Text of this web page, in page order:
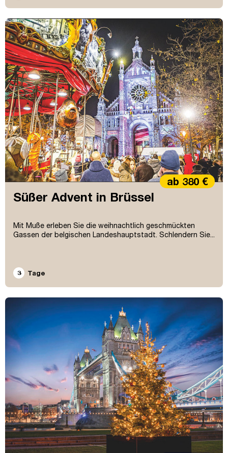
Süßer Advent in Brüssel
Mit Muße erleben Sie die weihnachtlich geschmückten
Gassen der belgischen Landeshauptstadt. Schlendern Sie...
ab 380 €
3 Tage